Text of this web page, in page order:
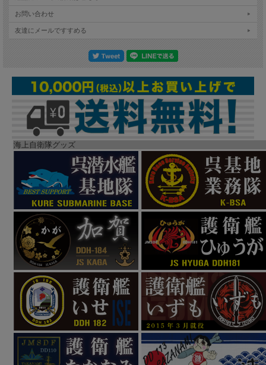
お問い合わせ
友達にメールですすめる
海上自衛隊グッズ